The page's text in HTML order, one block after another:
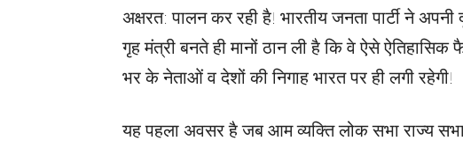
अक्षरत: पालन कर रही है! भारतीय जनता पार्टी ने अपनी
गृह मंत्री बनते ही मानों ठान ली है कि वे ऐसे
भर के नेताओं व देशों की निगाह भारत पर ही लगी रहेगी!
यह पहला अवसर है जब आम व्यक्ति लोक सभा राज्य सभा